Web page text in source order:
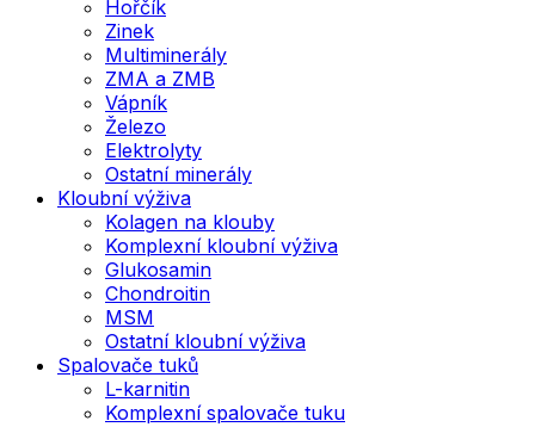
Hořčík
Zinek
Multiminerály
ZMA a ZMB
Vápník
Železo
Elektrolyty
Ostatní minerály
Kloubní výživa
Kolagen na klouby
Komplexní kloubní výživa
Glukosamin
Chondroitin
MSM
Ostatní kloubní výživa
Spalovače tuků
L-karnitin
Komplexní spalovače tuku